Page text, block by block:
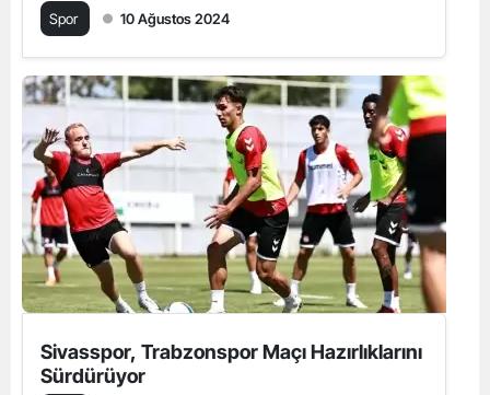
Spor 10 Ağustos 2024
Sivasspor, Trabzonspor Maçı Hazırlıklarını
Sürdürüyor